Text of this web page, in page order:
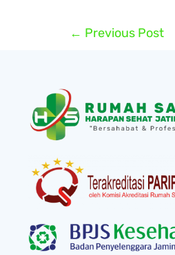
← Previous Post